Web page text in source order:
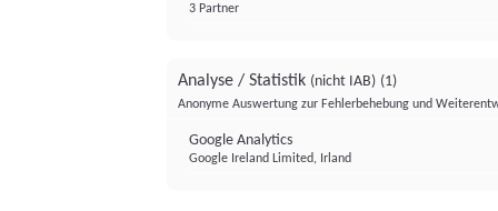
3 Partner
Analyse / Statistik (nicht IAB) (1)
Anonyme Auswertung zur Fehlerbehebung und
Google Analytics
Google Ireland Limited, Irland